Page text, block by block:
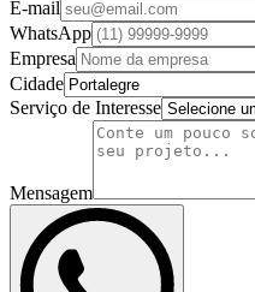
E-mail
WhatsApp
Empresa
Cidade
Serviço de Interesse
Mensagem